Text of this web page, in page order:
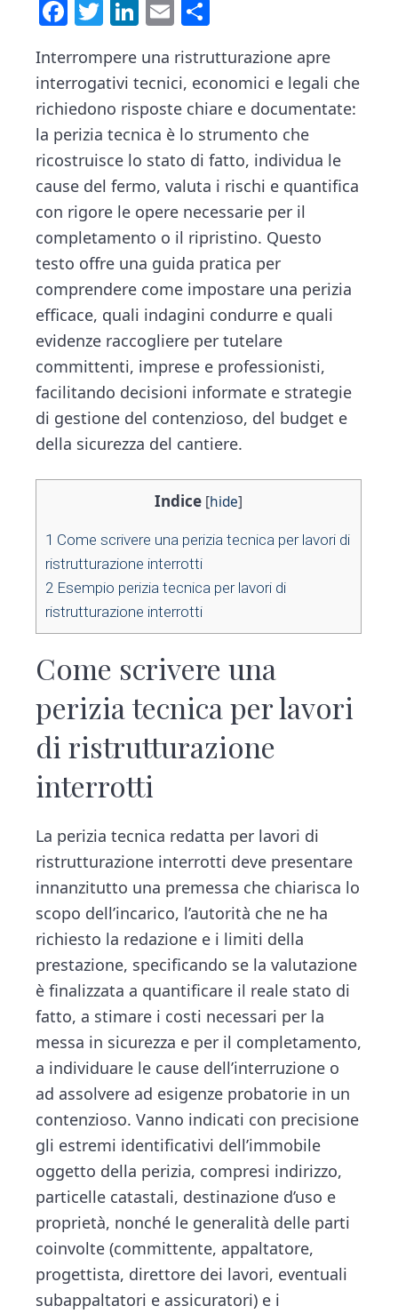
F
ce
b
o
ok
T
tt
er
Li
e
dI
n
E
ai
l
n
di
vi
di
Interrompere una ristrutturazione apre
interrogativi tecnici, economici e legali che
richiedono risposte chiare e documentate:
la perizia tecnica è lo strumento che
ricostruisce lo stato di fatto, individua le
cause del fermo, valuta i rischi e quantifica
con rigore le opere necessarie per il
completamento o il ripristino. Questo
testo offre una guida pratica per
comprendere come impostare una perizia
efficace, quali indagini condurre e quali
evidenze raccogliere per tutelare
committenti, imprese e professionisti,
facilitando decisioni informate e strategie
di gestione del contenzioso, del budget e
della sicurezza del cantiere.
Indice [hide]
1 Come scrivere una perizia tecnica per lavori di
ristrutturazione interrotti​
2 Esempio perizia tecnica per lavori di
ristrutturazione interrotti​
Come scrivere una
perizia tecnica per lavori
di ristrutturazione
interrotti​
La perizia tecnica redatta per lavori di
ristrutturazione interrotti deve presentare
innanzitutto una premessa che chiarisca lo
scopo dell’incarico, l’autorità che ne ha
richiesto la redazione e i limiti della
prestazione, specificando se la valutazione
è finalizzata a quantificare il reale stato di
fatto, a stimare i costi necessari per la
messa in sicurezza e per il completamento,
a individuare le cause dell’interruzione o
ad assolvere ad esigenze probatorie in un
contenzioso. Vanno indicati con precisione
gli estremi identificativi dell’immobile
oggetto della perizia, compresi indirizzo,
particelle catastali, destinazione d’uso e
proprietà, nonché le generalità delle parti
coinvolte (committente, appaltatore,
progettista, direttore dei lavori, eventuali
subappaltatori e assicuratori) e i